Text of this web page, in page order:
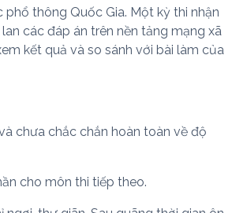
thông Quốc Gia. Một kỳ thi nhận
các đáp án trên nền tảng mạng xã
kết quả và so sánh với bài làm của
chưa chắc chắn hoàn toàn về độ
cho môn thi tiếp theo.